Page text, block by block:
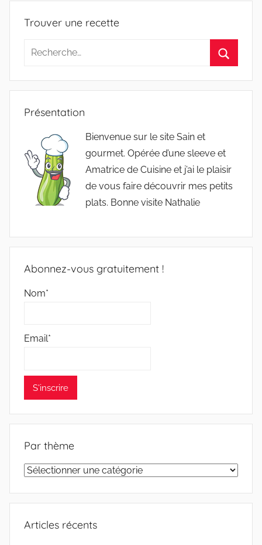
Trouver une recette
Recherche
:
Présentation
Bienvenue sur le site Sain et
gourmet. Opérée d’une sleeve et
Amatrice de Cuisine et j’ai le plaisir
de vous faire découvrir mes petits
plats. Bonne visite Nathalie
Abonnez-vous gratuitement !
Nom*
Email*
Par thème
Par
Articles récents